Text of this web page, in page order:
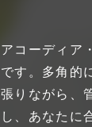
アコーディア
です。多角的
張りながら、
し、あなたに